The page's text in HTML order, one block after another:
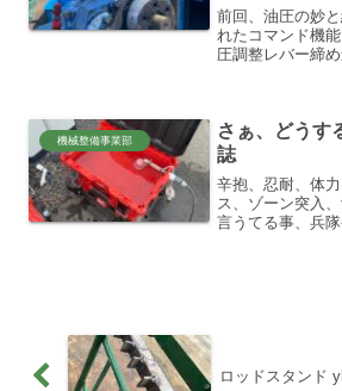
前回、油圧の妙
れたコマンド機
圧調整レバー締
なっちゃってる
機械整備事業部
さぁ、どうす
誌
辛抱、忍耐、体
ス、ゾーン突入
言うてる事、兵
ロッドスタンド